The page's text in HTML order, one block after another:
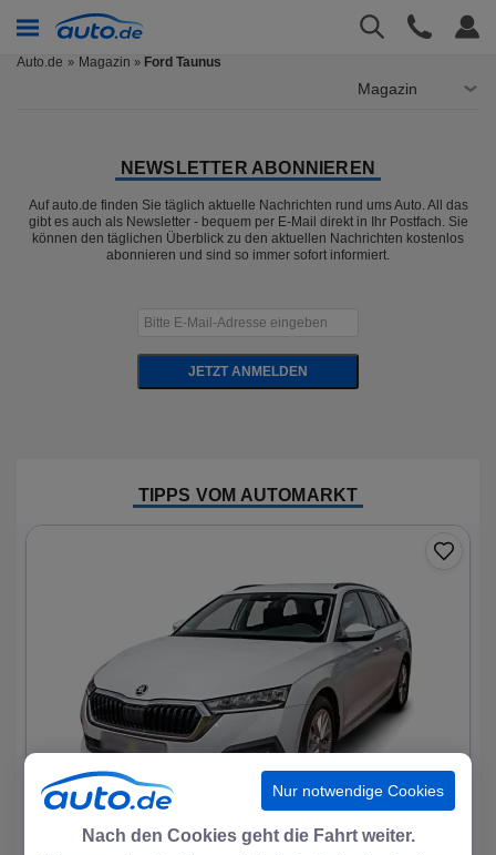
Auto.de Magazin » Ford Taunus
Magazin
NEWSLETTER ABONNIEREN
Auf auto.de finden Sie täglich aktuelle Nachrichten rund ums Auto. All das
gibt es auch als Newsletter - bequem per E-Mail direkt in Ihr Postfach. Sie
können den täglichen Überblick zu den aktuellen Nachrichten kostenlos
abonnieren und sind so immer sofort informiert.
JETZT ANMELDEN
TIPPS VOM AUTOMARKT
|11
Nur notwendige Cookies
Nach den Cookies geht die Fahrt weiter.